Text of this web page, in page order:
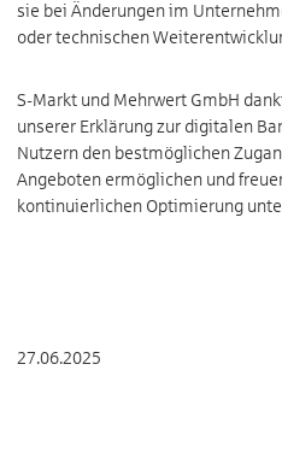
sie bei Änderungen im
oder technischen
S-Markt und Mehrwert GmbH
unserer Erklärung zur digitalen
Nutzern den bestmöglichen
Angeboten ermöglichen und
kontinuierlichen Optimierung
27.06.2025